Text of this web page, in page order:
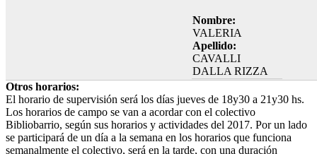
Nombre:
VALERIA
Apellido:
CAVALLI
DALLA RIZZA
Otros horarios:
El horario de supervisión será los días jueves de 18y30 a 21y30 hs.
Los horarios de campo se van a acordar con el colectivo
Bibliobarrio, según sus horarios y actividades del 2017. Por un lado
se participará de un día a la semana en los horarios que funciona
semanalmente el colectivo, será en la tarde, con una duración